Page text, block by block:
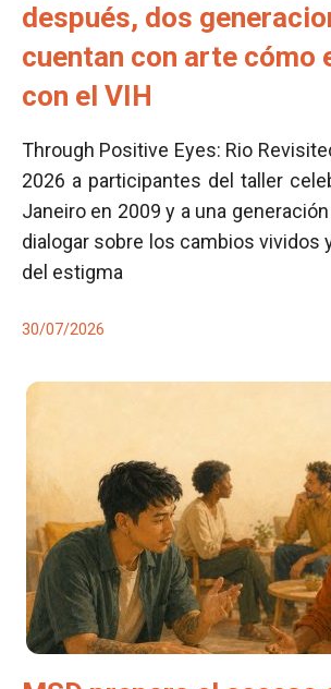
después, dos
cuentan con arte cómo
con el VIH
Through Positive Eyes: Rio
2026 a participantes del taller
Janeiro en 2009 y a una
dialogar sobre los cambios vividos
del estigma
30/07/2026